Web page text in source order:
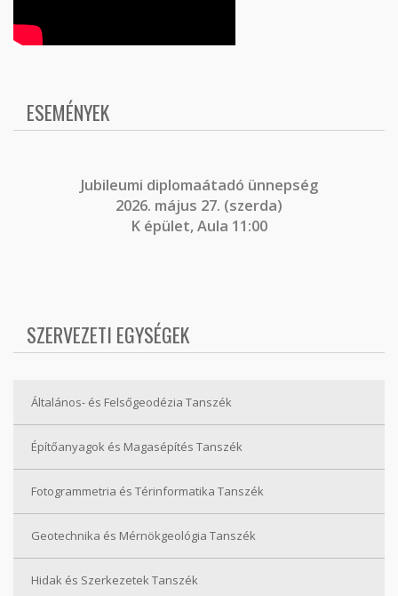
ESEMÉNYEK
Jubileumi diplomaátadó ünnepség
2026. május 27. (szerda)
K épület, Aula 11:00
SZERVEZETI EGYSÉGEK
Általános- és Felsőgeodézia Tanszék
Építőanyagok és Magasépítés Tanszék
Fotogrammetria és Térinformatika Tanszék
Geotechnika és Mérnökgeológia Tanszék
Hidak és Szerkezetek Tanszék